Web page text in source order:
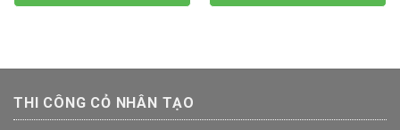
THI CÔNG CỎ NHÂN TẠO